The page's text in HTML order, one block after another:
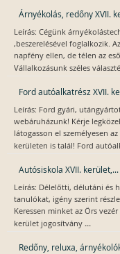
Árnyékolás, redőny XVII.
Leírás: Cégünk
,beszerelésével foglalkozik.
napfény ellen, de télen az
Vállalkozásunk széles
Ford autóalkatrész XVII.
Leírás: Ford gyári,
webáruházunk! Kérje
látogasson el személyesen
kerületen is talál! Ford
Autósiskola XVII. kerület,...
Leírás: Délelőtti, délutáni és
tanulókat, igény szerint
Keressen minket az Örs
kerület jogosítvány ...
Redőny, reluxa,